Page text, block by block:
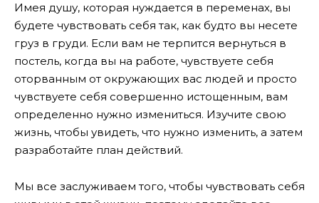
Имея душу, которая нуждается в переменах, вы
будете чувствовать себя так, как будто вы несете
груз в груди. Если вам не терпится вернуться в
постель, когда вы на работе, чувствуете себя
оторванным от окружающих вас людей и просто
чувствуете себя совершенно истощенным, вам
определенно нужно измениться. Изучите свою
жизнь, чтобы увидеть, что нужно изменить, а затем
разработайте план действий.
Мы все заслуживаем того, чтобы чувствовать себя